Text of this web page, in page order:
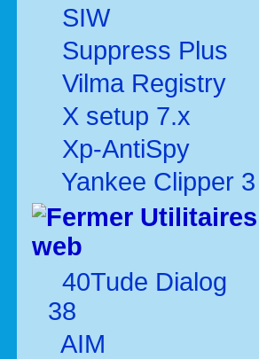
SIW
Suppress Plus
Vilma Registry
X setup 7.x
Xp-AntiSpy
Yankee Clipper 3
Utilitaires
web
40Tude Dialog
38
AIM